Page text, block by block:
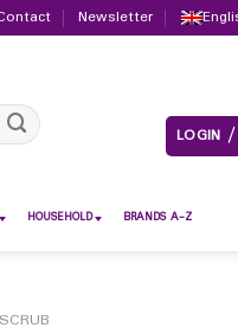
Newsletter
LOGIN /
HOUSEHOLD BRANDS A-Z